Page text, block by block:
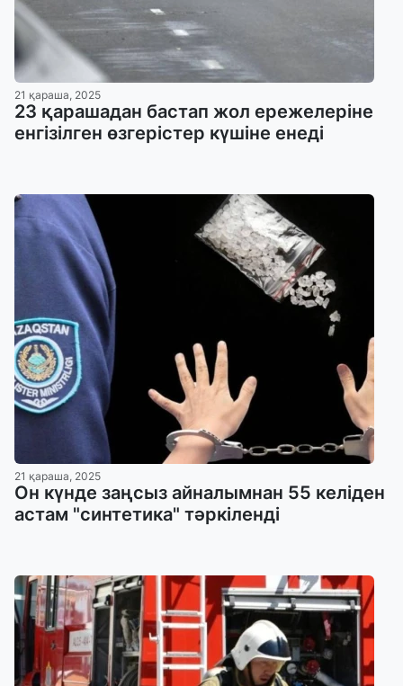
21 қараша, 2025
23 қарашадан бастап жол ережелеріне
енгізілген өзгерістер күшіне енеді
21 қараша, 2025
Он күнде заңсыз айналымнан 55 келіден
астам "синтетика" тәркіленді